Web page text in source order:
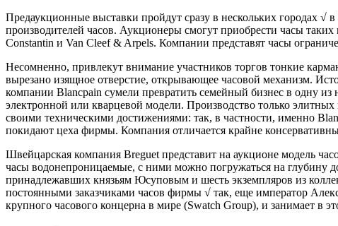
Предаукционные выставки пройдут сразу в нескольких городах
производителей часов. Аукционеры смогут приобрести часы
Constantin и Van Cleef & Arpels. Компании представят часы
Несомненно, привлекут внимание участников торгов тонкие
вырезано изящное отверстие, открывающее часовой механизм.
компании Blancpain сумели превратить семейный бизнес в одну
электронной или кварцевой модели. Производство только элитных
своими техническими достижениями: так, в частности, именно
покидают цеха фирмы. Компания отличается крайне
Швейцарская компания Breguet представит на аукционе модель
часы водонепроницаемые, с ними можно погружаться на глубину
принадлежавших князьям Юсуповым и шесть экземпляров из
постоянными заказчиками часов фирмы √ так, еще император
крупного часового концерна в мире (Swatch Group), и занимает в